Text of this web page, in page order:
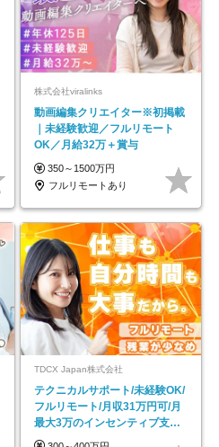
株式会社viralinks
動画編集クリエイター※初掲載
｜未経験歓迎／フルリモート
OK／月給32万＋賞与
350～1500万円
フルリモートあり
TDCX Japan株式会社
テクニカルサポート/未経験OK/
フルリモート/月収31万円可/月
最大3万のインセンティブ支給/
平均年齢33歳